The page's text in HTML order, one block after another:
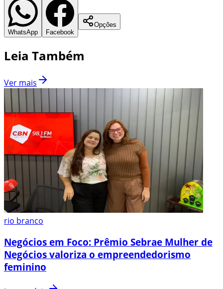
WhatsApp Facebook
Opções
Leia Também
Ver mais
rio branco
Negócios em Foco: Prêmio Sebrae Mulher de
Negócios valoriza o empreendedorismo
feminino